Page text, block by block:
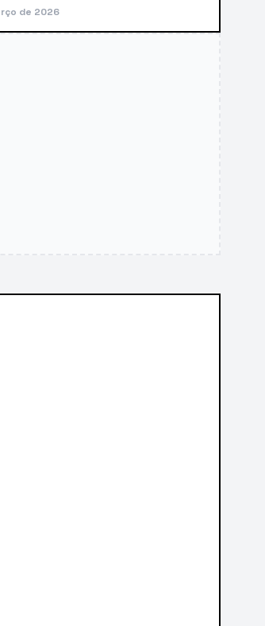
de 2026